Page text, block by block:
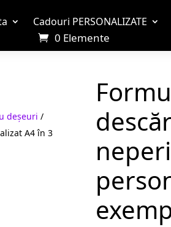
Cadouri PERSONALIZATE
0 Elemente
deșeuri /
A4 în 3